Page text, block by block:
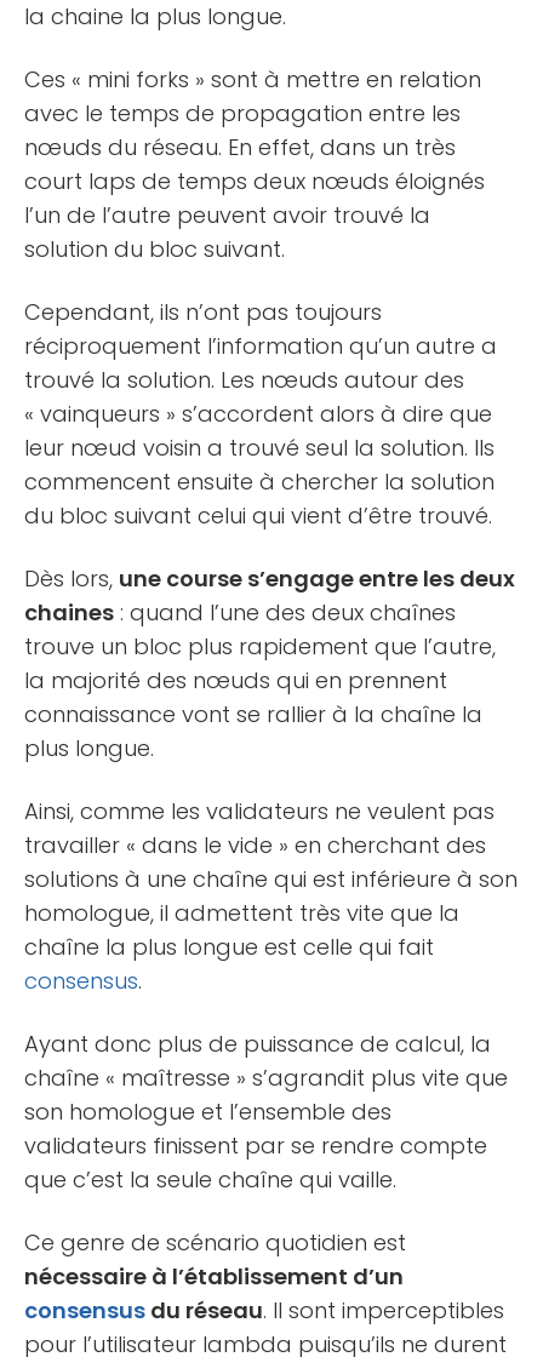
la chaine la plus longue.
Ces « mini forks » sont à mettre en relation
avec le temps de propagation entre les
nœuds du réseau. En effet, dans un très
court laps de temps deux nœuds éloignés
l’un de l’autre peuvent avoir trouvé la
solution du bloc suivant.
Cependant, ils n’ont pas toujours
réciproquement l’information qu’un autre a
trouvé la solution. Les nœuds autour des
« vainqueurs » s’accordent alors à dire que
leur nœud voisin a trouvé seul la solution. Ils
commencent ensuite à chercher la solution
du bloc suivant celui qui vient d’être trouvé.
Dès lors, une course s’engage entre les deux
chaines : quand l’une des deux chaînes
trouve un bloc plus rapidement que l’autre,
la majorité des nœuds qui en prennent
connaissance vont se rallier à la chaîne la
plus longue.
Ainsi, comme les validateurs ne veulent pas
travailler « dans le vide » en cherchant des
solutions à une chaîne qui est inférieure à son
homologue, il admettent très vite que la
chaîne la plus longue est celle qui fait
consensus.
Ayant donc plus de puissance de calcul, la
chaîne « maîtresse » s’agrandit plus vite que
son homologue et l’ensemble des
validateurs finissent par se rendre compte
que c’est la seule chaîne qui vaille.
Ce genre de scénario quotidien est
nécessaire à l’établissement d’un
consensus du réseau. Il sont imperceptibles
pour l’utilisateur lambda puisqu’ils ne durent